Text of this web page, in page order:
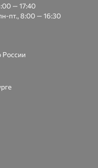
— 17:40
пт., 8:00 — 16:30
России